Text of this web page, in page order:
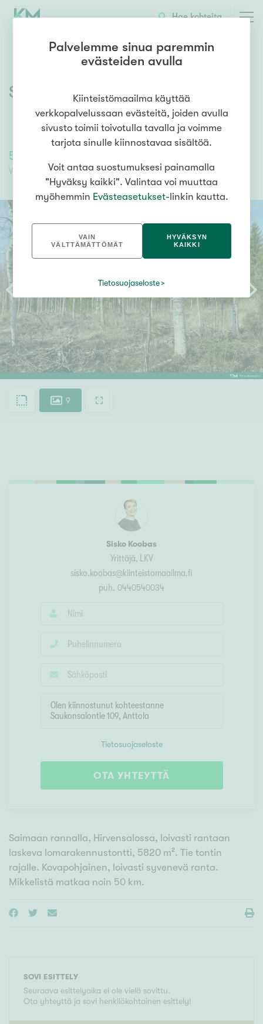
Hae kohteita
Saukonsalontie 109,Anttola
55 000,00 €
Velaton hinta Myyntihinta
9
Sisko Koobas
Yrittäjä, LKV
sisko.koobas@kiinteistomaailma.fi
puh. 0440540034
Tietosuojaseloste
OTA YHTEYTTÄ
Saimaan rannalla, Hirvensalossa, loivasti rantaan
laskeva lomarakennustontti, 5820 m². Tie tontin
rajalle. Kovapohjainen, loivasti syvenevä ranta.
Mikkelistä matkaa noin 50 km.
SOVI ESITTELY
Seuraava esittelyaika ei ole vielä sovittu.
Ota yhteyttä ja sovi henkilökohtainen esittely!
Palvelemme sinua paremmin
evästeiden avulla
Kiinteistömaailma käyttää
verkkopalvelussaan evästeitä, joiden avulla
sivusto toimii toivotulla tavalla ja voimme
tarjota sinulle kiinnostavaa sisältöä.
Voit antaa suostumuksesi painamalla
"Hyväksy kaikki". Valintaa voi muuttaa
myöhemmin Evästeasetukset-linkin kautta.
VAIN
VÄLTTÄMÄTTÖMÄT
HYVÄKSYN
KAIKKI
Tietosuojaseloste